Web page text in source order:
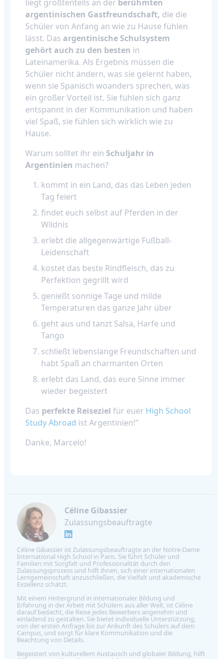
liegt größtenteils an der berühmten
argentinischen Gastfreundschaft, die die
Schüler von Anfang an wie zu Hause fühlen
lässt. Das argentinische Schulsystem
gehört auch zu den besten in
Lateinamerika. Als Ergebnis müssen die
Schüler nicht ändern, was sie gelernt haben,
wenn sie Spanisch woanders sprechen, was
ein großer Vorteil ist. Sie fühlen sich ganz
entspannt in der Kommunikation und haben
viel Spaß, sie fühlen sich wirklich wie zu
Hause.
Warum solltet ihr ein Schuljahr in
Argentinien machen?
kommt in ein Land, das das Leben jeden
Tag feiert
findet euch selbst auf Pferden in der
Wildnis
erlebt die allgegenwärtige Fußball-
Leidenschaft
kostet das beste Rindfleisch, das zu
Perfektion gegrillt wird
genießt sonnige Tage und milde
Temperaturen das ganze Jahr über
geht aus und tanzt Salsa, Harfe und
Tango
schließt lebenslange Freundschaften und
habt Spaß an charmanten Orten
erlebt das Land, das eure Sinne immer
wieder begeistert
Das perfekte Reiseziel für euer High School
Study Abroad ist Argentinien!"
Danke, Marcelo!
Céline Gibassier
Zulassungsbeauftragte
Céline Gibassier ist Zulassungsbeauftragte an der Notre-Dame
International High School in Paris. Sie führt Schüler und
Familien mit Sorgfalt und Professionalität durch den
Zulassungsprozess und hilft ihnen, sich einer internationalen
Lerngemeinschaft anzuschließen, die Vielfalt und akademische
Exzellenz schätzt.
Mit einem Hintergrund in internationaler Bildung und
Erfahrung in der Arbeit mit Schülern aus aller Welt, ist Céline
darauf bedacht, die Reise jedes Bewerbers angenehm und
einladend zu gestalten. Sie bietet individuelle Unterstützung,
von der ersten Anfrage bis zur Ankunft des Schülers auf dem
Campus, und sorgt für klare Kommunikation und die
Beachtung von Details.
Begeistert von kulturellem Austausch und globaler Bildung, hilft